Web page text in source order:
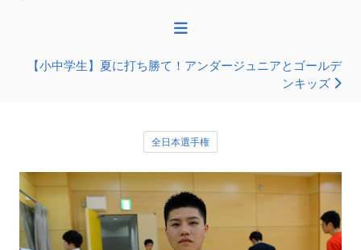
【小中学生】夏に打ち勝て！アンダージュニアとゴールデ
ンキッズ
全日本選手権